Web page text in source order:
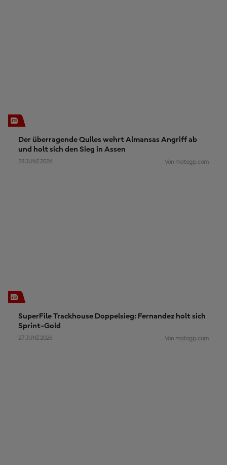
Der überragende Quiles wehrt Almansas Angriff ab
und holt sich den Sieg in Assen
28 JUNI 2026 Von motogp.com
SuperFile Trackhouse Doppelsieg: Fernandez holt sich
Sprint-Gold
27 JUNI 2026 Von motogp.com